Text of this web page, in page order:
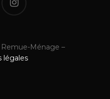
Ménage –
légales